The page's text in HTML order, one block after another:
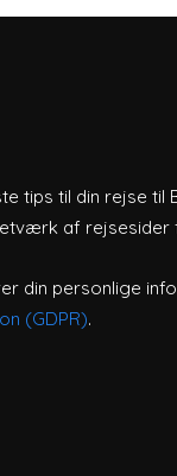
tips til din rejse til
af rejsesider
din personlige
(GDPR).